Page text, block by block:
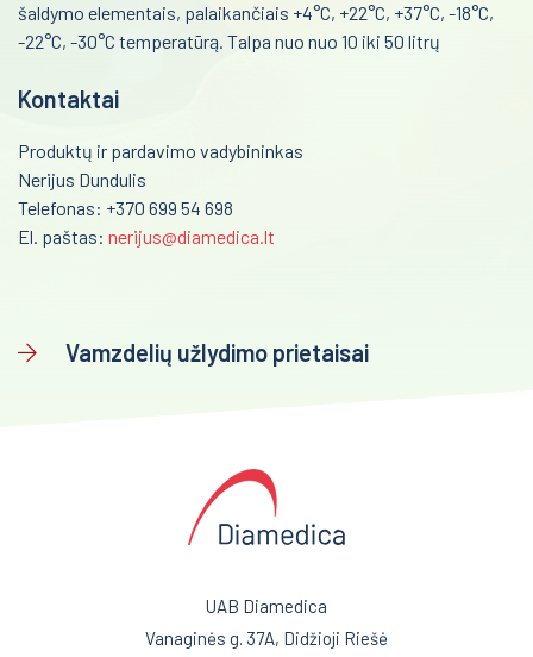
šaldymo elementais, palaikančiais +4°C, +22°C, +37°C, -18°C,
-22°C, -30°C temperatūrą. Talpa nuo nuo 10 iki 50 litrų
Kontaktai
Produktų ir pardavimo vadybininkas
Nerijus Dundulis
Telefonas: +370 699 54 698
El. paštas: nerijus@diamedica.lt
Vamzdelių užlydimo prietaisai
UAB Diamedica
Vanaginės g. 37A, Didžioji Riešė